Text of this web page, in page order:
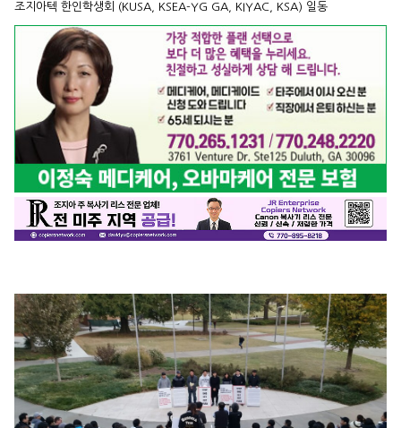
조지아텍 한인학생회 (KUSA, KSEA-YG GA, KIYAC, KSA) 일동